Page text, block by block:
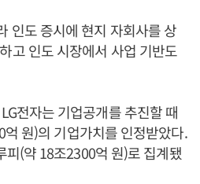
인도 증시에 현지 자회사를 상
고 인도 시장에서 사업 기반도
전자는 기업공개를 추진할 때
원)의 기업가치를 인정받았다.
(약 18조2300억 원)로 집계됐